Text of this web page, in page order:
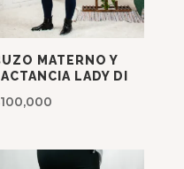
MATERNO Y
LADY DI
100,000